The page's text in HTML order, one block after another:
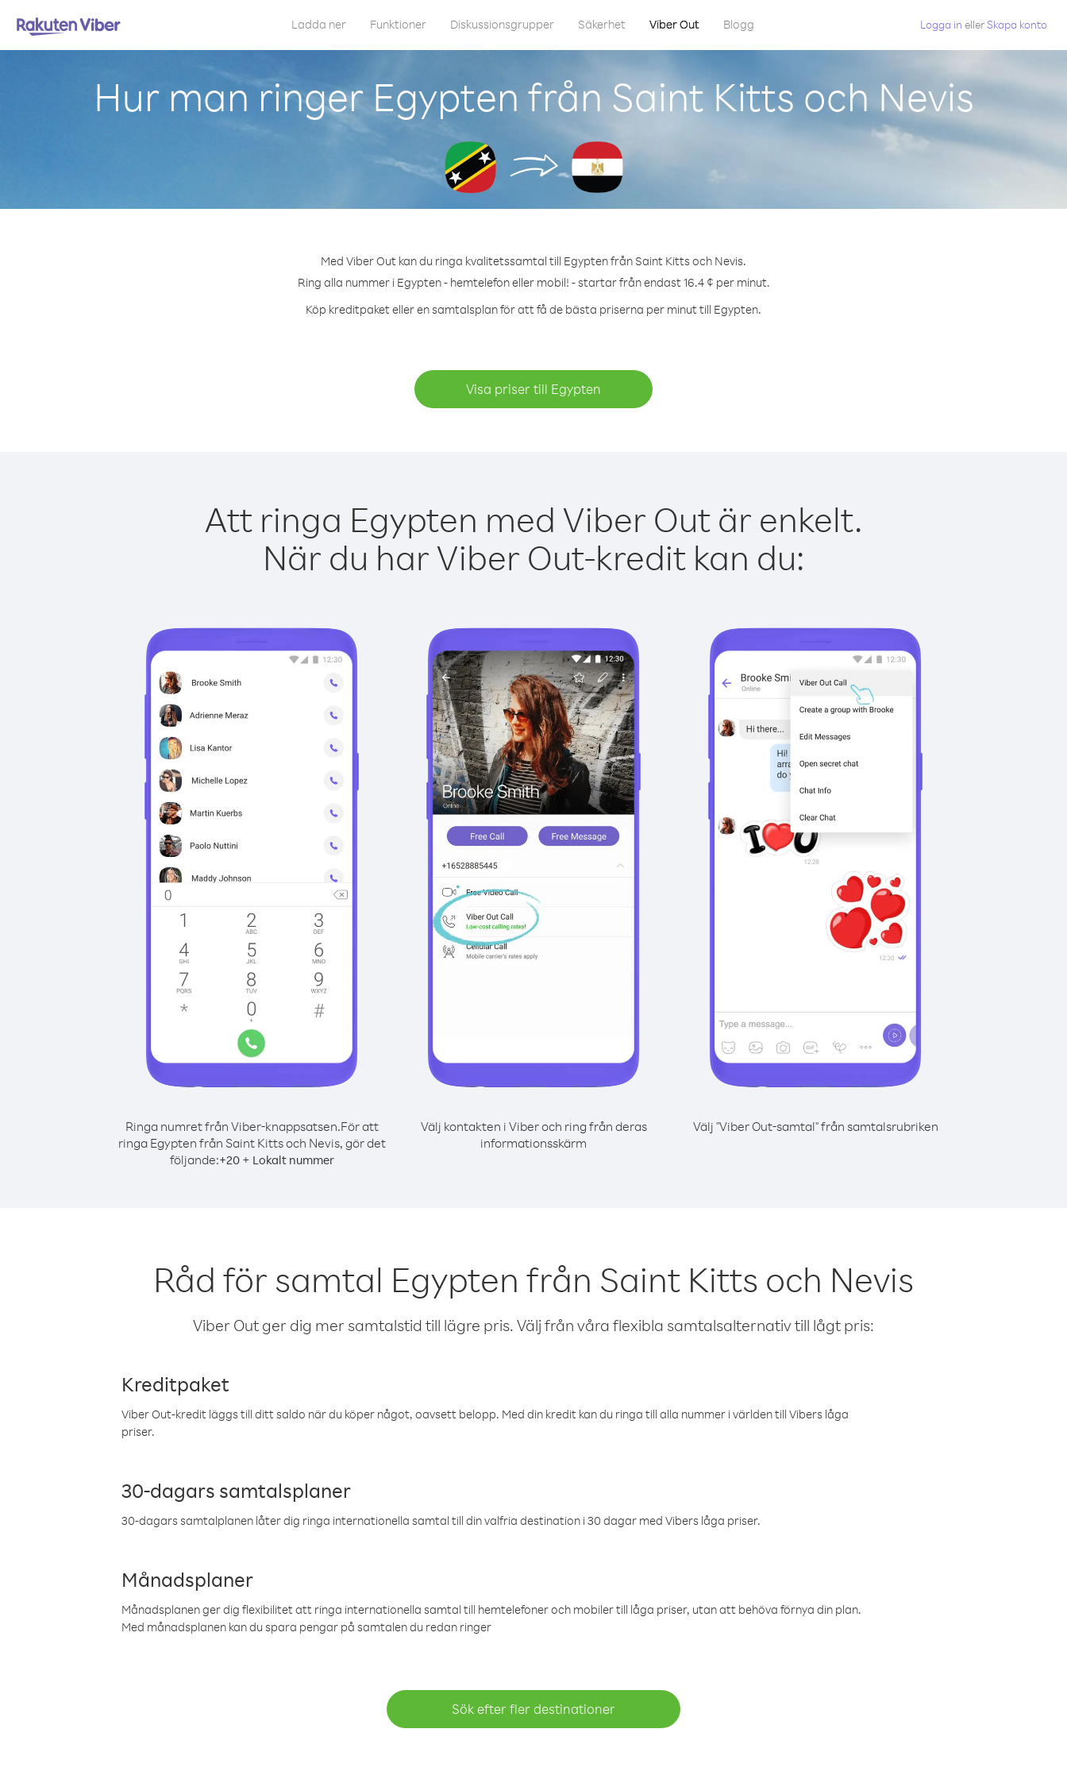
Ladda ner Funktioner Diskussionsgrupper Säkerhet Viber Out Blogg Logga in eller Skapa konto
Hur man ringer Egypten från Saint Kitts och Nevis
Med Viber Out kan du ringa kvalitetssamtal till Egypten från Saint Kitts och Nevis.
Ring alla nummer i Egypten - hemtelefon eller mobil! - startar från endast 16.4 ¢ per minut.
Köp kreditpaket eller en samtalsplan för att få de bästa priserna per minut till Egypten.
Visa priser till Egypten
Att ringa Egypten med Viber Out är enkelt.
När du har Viber Out-kredit kan du:
Ringa numret från Viber-knappsatsen.För att
ringa Egypten från Saint Kitts och Nevis, gör det
följande:+20+ Lokalt nummer
Välj kontakten i Viber och ring från deras
informationsskärm
Välj "Viber Out-samtal" från samtalsrubriken
Råd för samtal Egypten från Saint Kitts och Nevis
Viber Out ger dig mer samtalstid till lägre pris. Välj från våra flexibla samtalsalternativ till lågt pris:
Kreditpaket
Viber Out-kredit läggs till ditt saldo när du köper något, oavsett belopp. Med din kredit kan du ringa till alla nummer i världen till Vibers låga
priser.
30-dagars samtalsplaner
30-dagars samtalplanen låter dig ringa internationella samtal till din valfria destination i 30 dagar med Vibers låga priser.
Månadsplaner
Månadsplanen ger dig flexibilitet att ringa internationella samtal till hemtelefoner och mobiler till låga priser, utan att behöva förnya din plan.
Med månadsplanen kan du spara pengar på samtalen du redan ringer
Sök efter fler destinationer